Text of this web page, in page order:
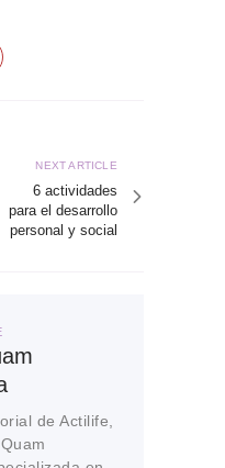
Next
article
NEXT ARTICLE
6 actividades
para el desarrollo
personal y social
de Actilife,